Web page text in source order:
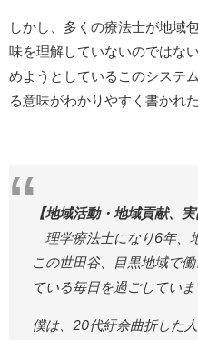
しかし、多くの療法士が地域
味を理解していないのではな
めようとしているこのシステ
る意味がわかりやすく書かれ
【地域活動・地域貢献、
理学療法士になり6年、
この世田谷、目黒地域で
ている毎日を過ごしていま
僕は、20代紆余曲折した